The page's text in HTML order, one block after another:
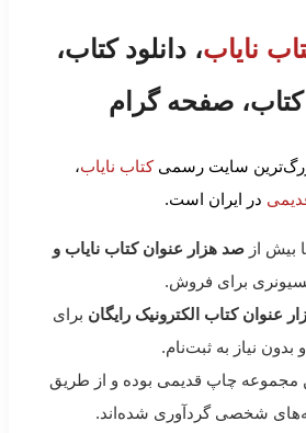
نایاب، دانلود کتاب،
کتاب، صفحه گرام
سایت رسمیکتاب نایاب،
در ایران است.
بیش از صد هزار عنوان کتاب نایاب و
برای فروش.
عنوان کتاب الکترونیک رایگان برای
بدون نیاز به ثبت‌نام.
مجموعه چاپ قدیمی بوده و از طریق
شخصی گردآوری شده‌اند.